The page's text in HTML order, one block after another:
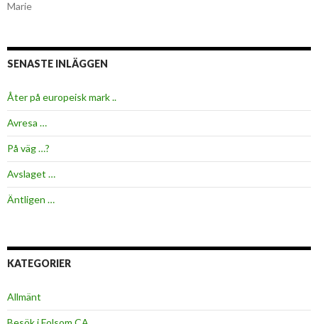
Marie
SENASTE INLÄGGEN
Åter på europeisk mark ..
Avresa …
På väg …?
Avslaget …
Äntligen …
KATEGORIER
Allmänt